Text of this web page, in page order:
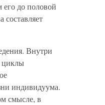
до половой
составляет
Внутри
циклы
индивидуума.
смысле, в